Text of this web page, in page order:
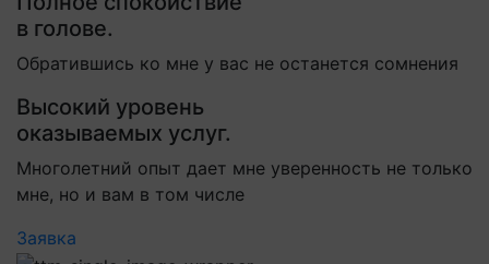
в голове.
Обратившись ко мне у вас не останется сомнения
Высокий уровень
оказываемых услуг.
Многолетний опыт дает мне уверенность не только
мне, но и вам в том числе
Заявка